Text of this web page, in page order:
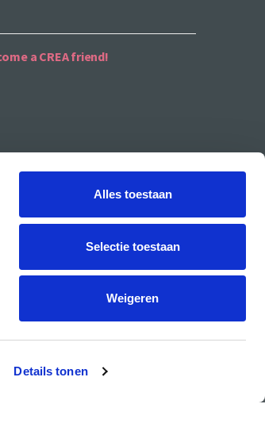
Details tonen
Alles toestaan
Selectie toestaan
Weigeren
a CREA friend!
cultural student centre of the UvA.